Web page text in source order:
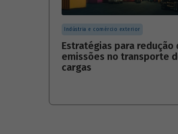
Indústria e comércio exterior
Estratégias para redução
emissões no transporte
cargas